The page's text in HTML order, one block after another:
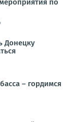
по
Донецку
– гордимся